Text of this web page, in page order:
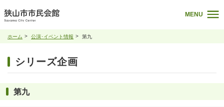
MENU
ホーム 公演･イベント情報 第九
シリーズ企画
第九